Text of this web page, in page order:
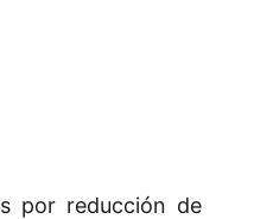
por reducción de